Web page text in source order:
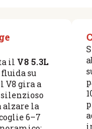
il V8 5.3L
su
V8 gira a
alzare la
6–7